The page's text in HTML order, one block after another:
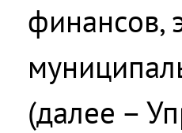
финансов,
(далее –